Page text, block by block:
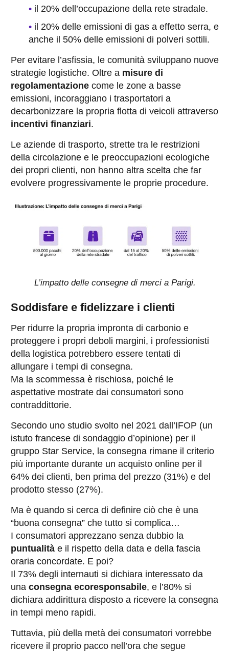
il 20% dell’occupazione della rete stradale.
il 20% delle emissioni di gas a effetto serra, e
anche il 50% delle emissioni di polveri sottili.
Per evitare l’asfissia, le comunità sviluppano nuove
strategie logistiche. Oltre a misure di
regolamentazione come le zone a basse
emissioni, incoraggiano i trasportatori a
decarbonizzare la propria flotta di veicoli attraverso
incentivi finanziari.
Le aziende di trasporto, strette tra le restrizioni
della circolazione e le preoccupazioni ecologiche
dei propri clienti, non hanno altra scelta che far
evolvere progressivamente le proprie procedure.
L’impatto delle consegne di merci a Parigi.
Soddisfare e fidelizzare i clienti
Per ridurre la propria impronta di carbonio e
proteggere i propri deboli margini, i professionisti
della logistica potrebbero essere tentati di
allungare i tempi di consegna.
Ma la scommessa è rischiosa, poiché le
aspettative mostrate dai consumatori sono
contraddittorie.
Secondo uno studio svolto nel 2021 dall’IFOP (un
istuto francese di sondaggio d’opinione) per il
gruppo Star Service, la consegna rimane il criterio
più importante durante un acquisto online per il
64% dei clienti, ben prima del prezzo (31%) e del
prodotto stesso (27%).
Ma è quando si cerca di definire ciò che è una
“buona consegna” che tutto si complica…
I consumatori apprezzano senza dubbio la
puntualità e il rispetto della data e della fascia
oraria concordate. E poi?
Il 73% degli internauti si dichiara interessato da
una consegna ecoresponsabile, e l’80% si
dichiara addirittura disposto a ricevere la consegna
in tempi meno rapidi.
Tuttavia, più della metà dei consumatori vorrebbe
ricevere il proprio pacco nell’ora che segue